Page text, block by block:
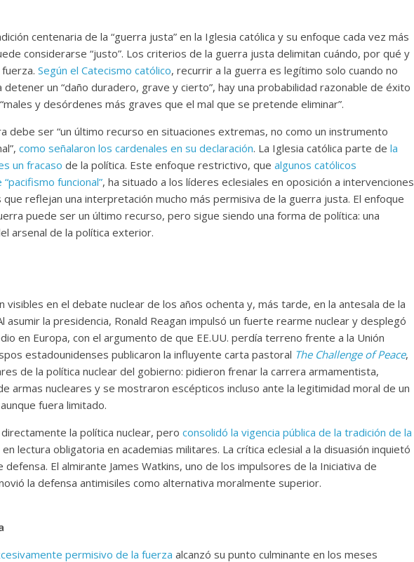
centenaria de la “guerra justa” en la Iglesia católica y su enfoque cada vez más
considerarse “justo”. Los criterios de la guerra justa delimitan cuándo, por qué y
Según el Catecismo católico, recurrir a la guerra es legítimo solo cuando no
un “daño duradero, grave y cierto”, hay una probabilidad razonable de éxito
y desórdenes más graves que el mal que se pretende eliminar”.
debe ser “un último recurso en situaciones extremas, no como un instrumento
como señalaron los cardenales en su declaración. La Iglesia católica parte de la
un fracaso de la política. Este enfoque restrictivo, que algunos católicos
funcional”, ha situado a los líderes eclesiales en oposición a intervenciones
reflejan una interpretación mucho más permisiva de la guerra justa. El enfoque
puede ser un último recurso, pero sigue siendo una forma de política: una
arsenal de la política exterior.
visibles en el debate nuclear de los años ochenta y, más tarde, en la antesala de la
asumir la presidencia, Ronald Reagan impulsó un fuerte rearme nuclear y desplegó
en Europa, con el argumento de que EE.UU. perdía terreno frente a la Unión
estadounidenses publicaron la influyente carta pastoral The Challenge of Peace,
de la política nuclear del gobierno: pidieron frenar la carrera armamentista,
armas nucleares y se mostraron escépticos incluso ante la legitimidad moral de un
fuera limitado.
la política nuclear, pero consolidó la vigencia pública de la tradición de la
lectura obligatoria en academias militares. La crítica eclesial a la disuasión inquietó
El almirante James Watkins, uno de los impulsores de la Iniciativa de
la defensa antimisiles como alternativa moralmente superior.
permisivo de la fuerza alcanzó su punto culminante en los meses